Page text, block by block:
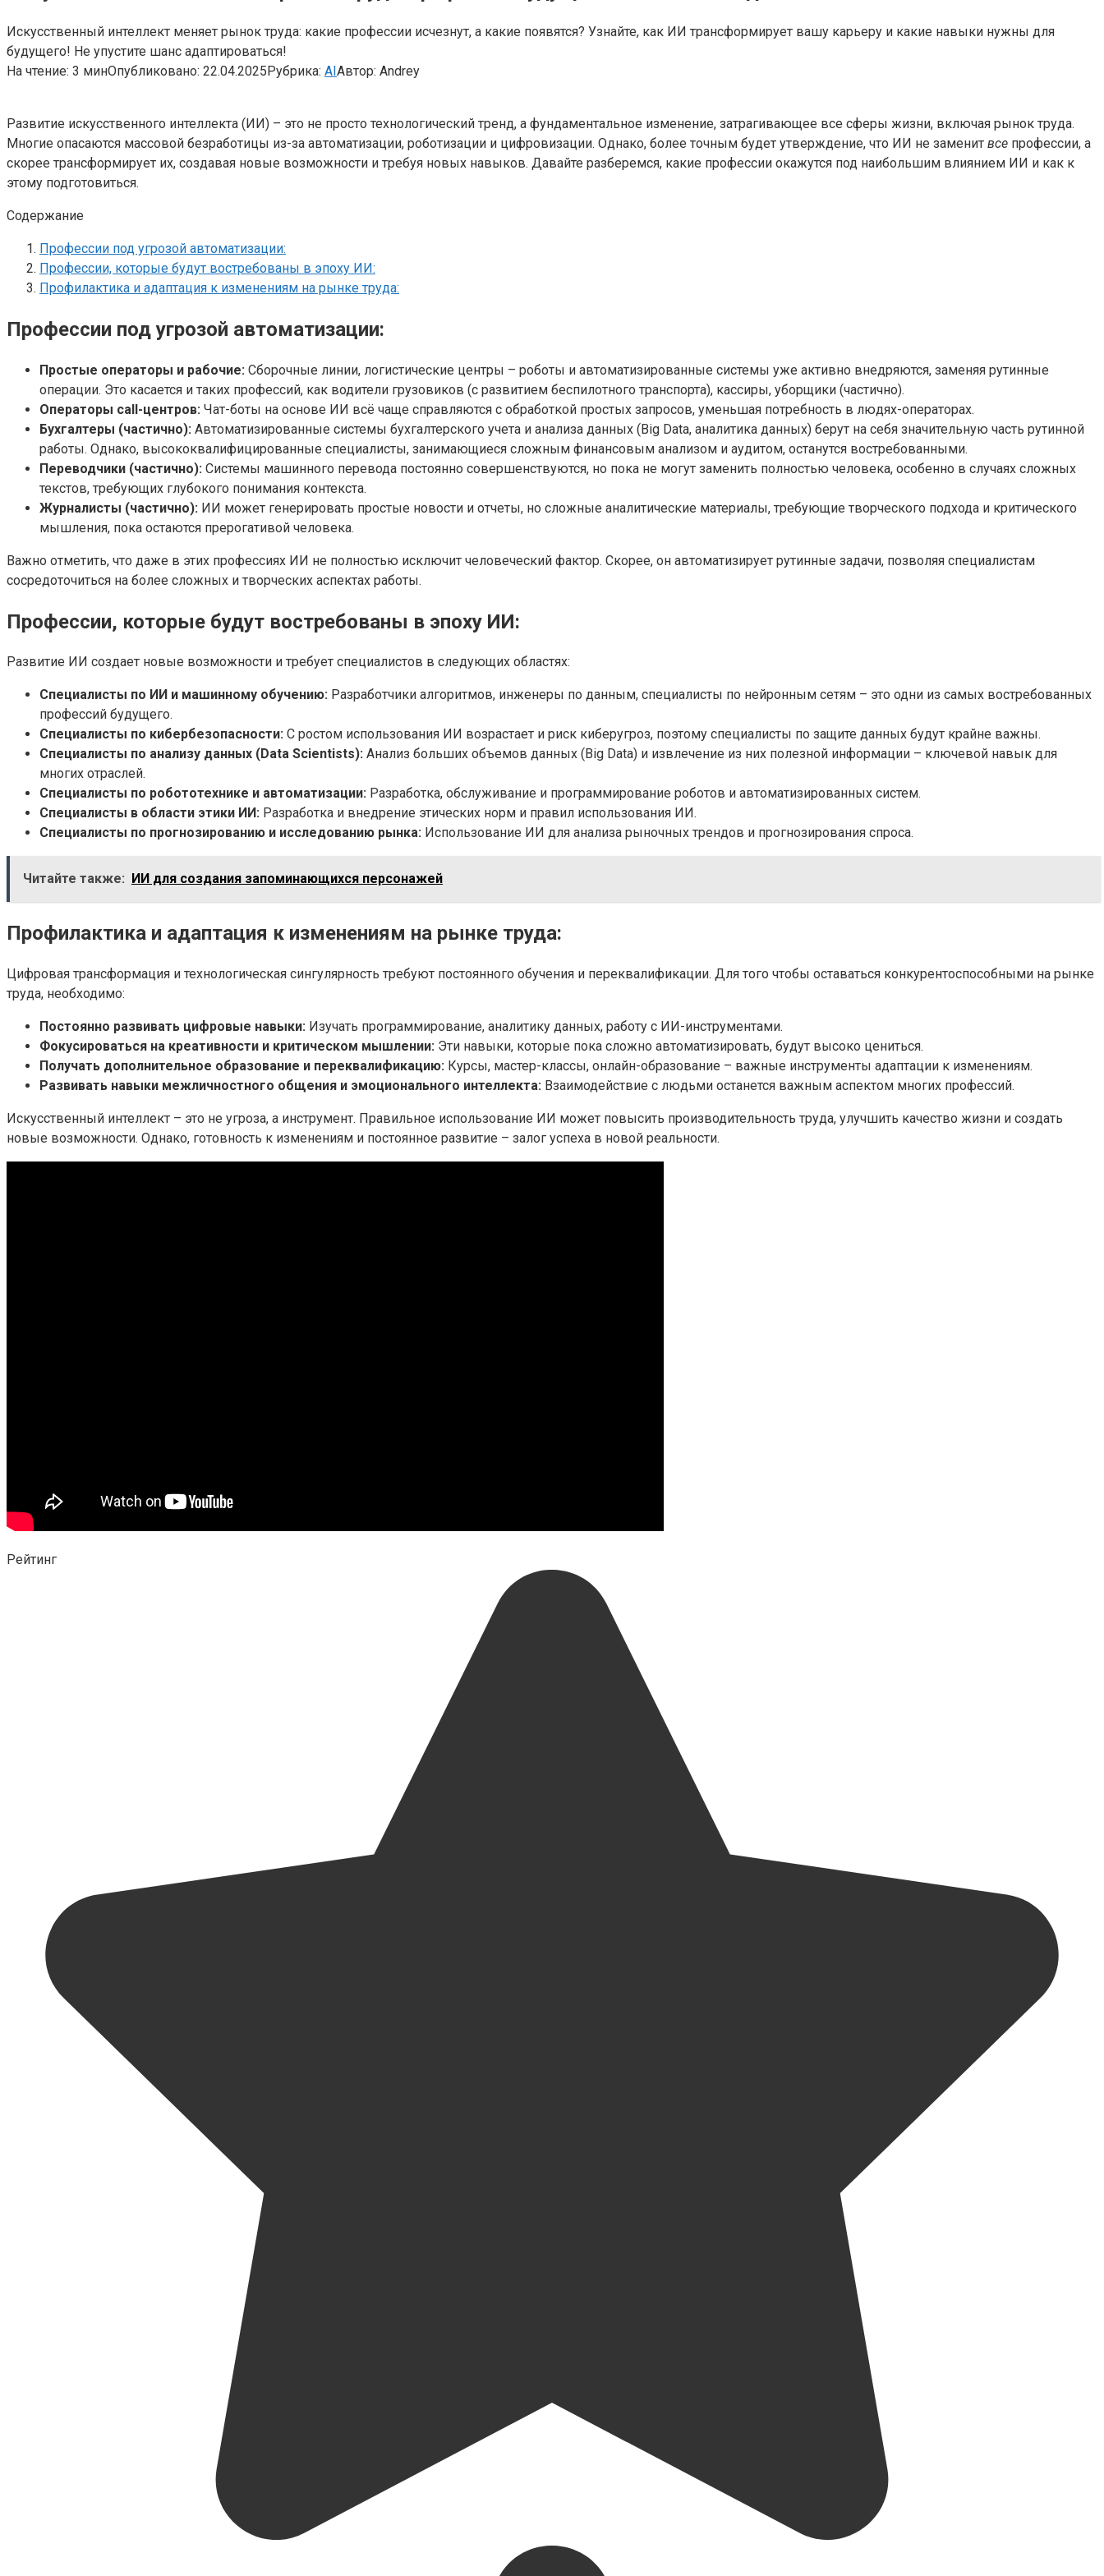
Искусственный интеллект меняет рынок труда: какие профессии исчезнут, а какие появятся? Узнайте, как ИИ трансформирует вашу карьеру и какие навыки нужны для
будущего! Не упустите шанс адаптироваться!
На чтение: 3 минОпубликовано: 22.04.2025Рубрика: AIАвтор: Andrey
Развитие искусственного интеллекта (ИИ) – это не просто технологический тренд, а фундаментальное изменение, затрагивающее все сферы жизни, включая рынок труда.
Многие опасаются массовой безработицы из-за автоматизации, роботизации и цифровизации. Однако, более точным будет утверждение, что ИИ не заменит все профессии, а
скорее трансформирует их, создавая новые возможности и требуя новых навыков. Давайте разберемся, какие профессии окажутся под наибольшим влиянием ИИ и как к
этому подготовиться.
Содержание
Профессии под угрозой автоматизации:
Профессии, которые будут востребованы в эпоху ИИ:
Профилактика и адаптация к изменениям на рынке труда:
Профессии под угрозой автоматизации:
Простые операторы и рабочие: Сборочные линии, логистические центры – роботы и автоматизированные системы уже активно внедряются, заменяя рутинные
операции. Это касается и таких профессий, как водители грузовиков (с развитием беспилотного транспорта), кассиры, уборщики (частично).
Операторы call-центров: Чат-боты на основе ИИ всё чаще справляются с обработкой простых запросов, уменьшая потребность в людях-операторах.
Бухгалтеры (частично): Автоматизированные системы бухгалтерского учета и анализа данных (Big Data, аналитика данных) берут на себя значительную часть рутинной
работы. Однако, высококвалифицированные специалисты, занимающиеся сложным финансовым анализом и аудитом, останутся востребованными.
Переводчики (частично): Системы машинного перевода постоянно совершенствуются, но пока не могут заменить полностью человека, особенно в случаях сложных
текстов, требующих глубокого понимания контекста.
Журналисты (частично): ИИ может генерировать простые новости и отчеты, но сложные аналитические материалы, требующие творческого подхода и критического
мышления, пока остаются прерогативой человека.
Важно отметить, что даже в этих профессиях ИИ не полностью исключит человеческий фактор. Скорее, он автоматизирует рутинные задачи, позволяя специалистам
сосредоточиться на более сложных и творческих аспектах работы.
Профессии, которые будут востребованы в эпоху ИИ:
Развитие ИИ создает новые возможности и требует специалистов в следующих областях:
Специалисты по ИИ и машинному обучению: Разработчики алгоритмов, инженеры по данным, специалисты по нейронным сетям – это одни из самых востребованных
профессий будущего.
Специалисты по кибербезопасности: С ростом использования ИИ возрастает и риск киберугроз, поэтому специалисты по защите данных будут крайне важны.
Специалисты по анализу данных (Data Scientists): Анализ больших объемов данных (Big Data) и извлечение из них полезной информации – ключевой навык для
многих отраслей.
Специалисты по робототехнике и автоматизации: Разработка, обслуживание и программирование роботов и автоматизированных систем.
Специалисты в области этики ИИ: Разработка и внедрение этических норм и правил использования ИИ.
Специалисты по прогнозированию и исследованию рынка: Использование ИИ для анализа рыночных трендов и прогнозирования спроса.
Читайте также: ИИ для создания запоминающихся персонажей
Профилактика и адаптация к изменениям на рынке труда:
Цифровая трансформация и технологическая сингулярность требуют постоянного обучения и переквалификации. Для того чтобы оставаться конкурентоспособными на рынке
труда, необходимо:
Постоянно развивать цифровые навыки: Изучать программирование, аналитику данных, работу с ИИ-инструментами.
Фокусироваться на креативности и критическом мышлении: Эти навыки, которые пока сложно автоматизировать, будут высоко цениться.
Получать дополнительное образование и переквалификацию: Курсы, мастер-классы, онлайн-образование – важные инструменты адаптации к изменениям.
Развивать навыки межличностного общения и эмоционального интеллекта: Взаимодействие с людьми останется важным аспектом многих профессий.
Искусственный интеллект – это не угроза, а инструмент. Правильное использование ИИ может повысить производительность труда, улучшить качество жизни и создать
новые возможности. Однако, готовность к изменениям и постоянное развитие – залог успеха в новой реальности.
Рейтинг